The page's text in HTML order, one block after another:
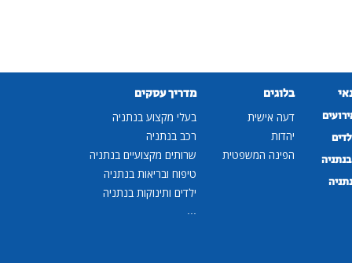
בלוגים
דעה אישית
יהדות
הפינה המשפטית
מדריך עסקים
בעלי מקצוע בנתניה
רכב בנתניה
שרותים מקצועיים בנתניה
טיפוח ובריאות בנתניה
ילדים ותינוקות בנתניה